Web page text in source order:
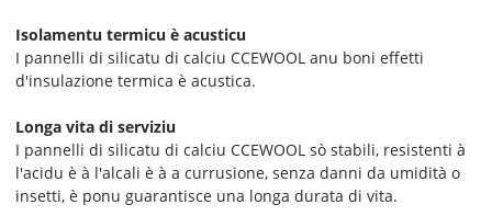
Isolamentu termicu è acusticu
I pannelli di silicatu di calciu CCEWOOL anu boni effetti
d'insulazione termica è acustica.
Longa vita di serviziu
I pannelli di silicatu di calciu CCEWOOL sò stabili, resistenti à
l'acidu è à l'alcali è à a currusione, senza danni da umidità o
insetti, è ponu guarantisce una longa durata di vita.